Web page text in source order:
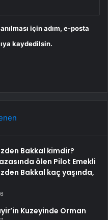
için adım, e-posta
kaydedilsin.
Bakkal kimdir?
ölen Pilot Emekli
Bakkal kaç yaşında,
Kuzeyinde Orman